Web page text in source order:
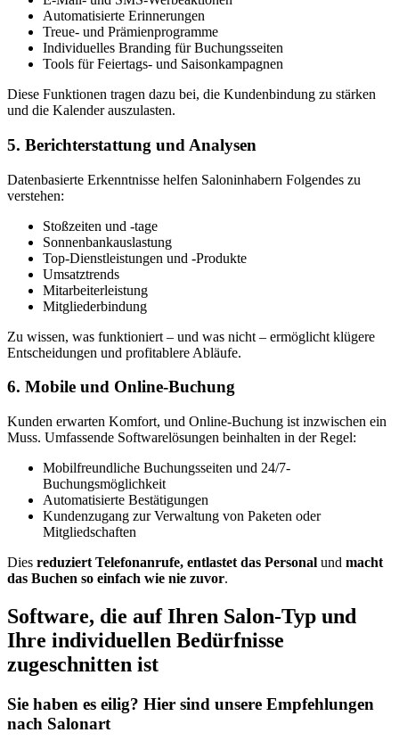
Automatisierte Erinnerungen
Treue- und Prämienprogramme
Individuelles Branding für Buchungsseiten
Tools für Feiertags- und Saisonkampagnen
Diese Funktionen tragen dazu bei, die Kundenbindung zu stärken
und die Kalender auszulasten.
5. Berichterstattung und Analysen
Datenbasierte Erkenntnisse helfen Saloninhabern Folgendes zu
verstehen:
Stoßzeiten und -tage
Sonnenbankauslastung
Top-Dienstleistungen und -Produkte
Umsatztrends
Mitarbeiterleistung
Mitgliederbindung
Zu wissen, was funktioniert – und was nicht – ermöglicht klügere
Entscheidungen und profitablere Abläufe.
6. Mobile und Online-Buchung
Kunden erwarten Komfort, und Online-Buchung ist inzwischen ein
Muss. Umfassende Softwarelösungen beinhalten in der Regel:
Mobilfreundliche Buchungsseiten und 24/7-
Buchungsmöglichkeit
Automatisierte Bestätigungen
Kundenzugang zur Verwaltung von Paketen oder
Mitgliedschaften
Dies reduziert Telefonanrufe, entlastet das Personal und macht
das Buchen so einfach wie nie zuvor.
Software, die auf Ihren Salon-Typ und
Ihre individuellen Bedürfnisse
zugeschnitten ist
Sie haben es eilig? Hier sind unsere Empfehlungen
nach Salonart